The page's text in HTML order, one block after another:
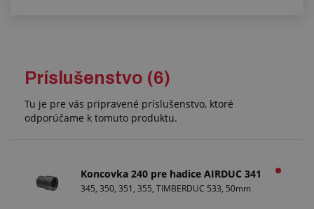
Príslušenstvo (6)
Tu je pre vás pripravené príslušenstvo, ktoré
odporúčame k tomuto produktu.
Koncovka 240 pre hadice AIRDUC 341
345, 350, 351, 355, TIMBERDUC 533, 50mm